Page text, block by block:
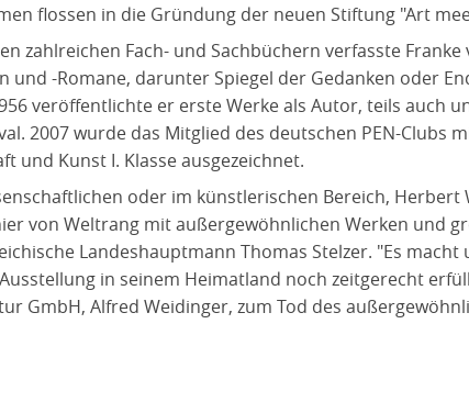
flossen in die Gründung der neuen Stiftung "Art
zahlreichen Fach- und Sachbüchern verfasste
und -Romane, darunter Spiegel der Gedanken oder
veröffentlichte er erste Werke als Autor, teils auch
2007 wurde das Mitglied des deutschen PEN-Clubs
und Kunst I. Klasse ausgezeichnet.
oder im künstlerischen Bereich, Herbert
von Weltrang mit außergewöhnlichen Werken und
Landeshauptmann Thomas Stelzer. "Es macht
in seinem Heimatland noch zeitgerecht
GmbH, Alfred Weidinger, zum Tod des